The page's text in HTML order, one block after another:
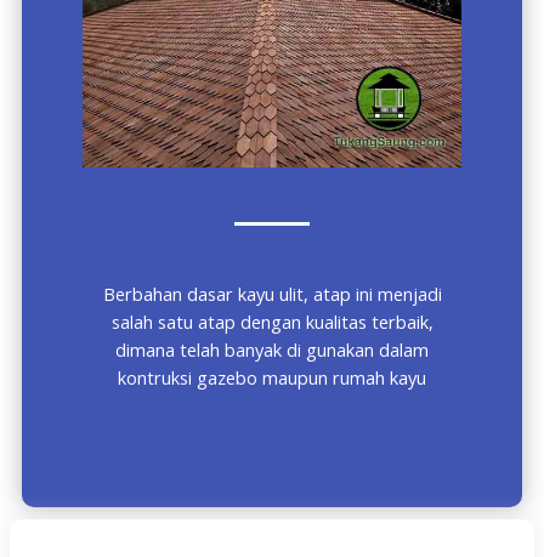
Berbahan dasar kayu ulit, atap ini menjadi
salah satu atap dengan kualitas terbaik,
dimana telah banyak di gunakan dalam
kontruksi gazebo maupun rumah kayu